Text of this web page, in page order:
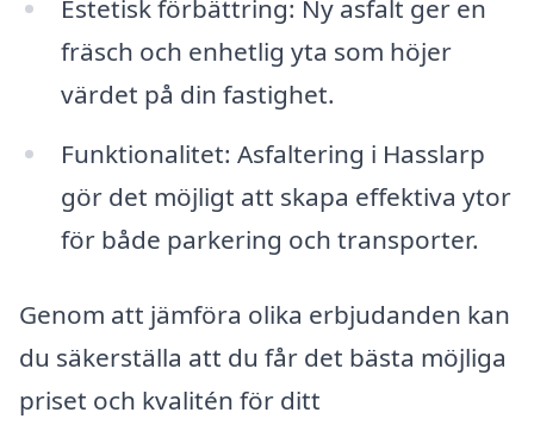
Estetisk förbättring: Ny asfalt ger en
fräsch och enhetlig yta som höjer
värdet på din fastighet.
Funktionalitet: Asfaltering i Hasslarp
gör det möjligt att skapa effektiva ytor
för både parkering och transporter.
Genom att jämföra olika erbjudanden kan
du säkerställa att du får det bästa möjliga
priset och kvalitén för ditt